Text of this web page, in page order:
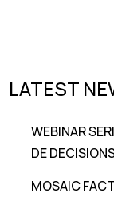
LATEST
WEBINAR
DE
MOSAIC